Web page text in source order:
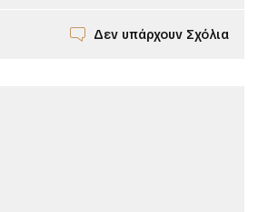
Δεν υπάρχουν Σχόλια